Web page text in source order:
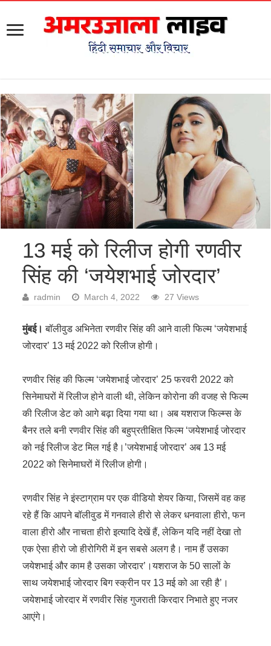
13 मई को रिलीज होगी रणवीर
सिंह की ‘जयेशभाई जोरदार’
radmin March 4, 2022 27 Views
मुंबई। बॉलीवुड अभिनेता रणवीर सिंह की आने वाली फिल्म ‘जयेशभाई
जोरदार’ 13 मई 2022 को रिलीज होगी।
रणवीर सिंह की फिल्म ‘जयेशभाई जोरदार’ 25 फरवरी 2022 को
सिनेमाघरों में रिलीज होने वाली थी, लेकिन कोरोना की वजह से फिल्म
की रिलीज डेट को आगे बढ़ा दिया गया था। अब यशराज फिल्म्स के
बैनर तले बनी रणवीर सिंह की बहुप्रतीक्षित फिल्म ‘जयेशभाई जोरदार
को नई रिलीज डेट मिल गई है।’जयेशभाई जोरदार’ अब 13 मई
2022 को सिनेमाघरों में रिलीज होगी।
रणवीर सिंह ने इंस्टाग्राम पर एक वीडियो शेयर किया, जिसमें वह कह
रहे हैं कि आपने बॉलीवुड में गनवाले हीरो से लेकर धनवाला हीरो, फन
वाला हीरो और नाचता हीरो इत्यादि देखें हैं, लेकिन यदि नहीं देखा तो
एक ऐसा हीरो जो हीरोगिरी में इन सबसे अलग है। नाम हैं उसका
जयेशभाई और काम है उसका जोरदार’।यशराज के 50 सालों के
साथ जयेशभाई जोरदार बिग स्क्रीन पर 13 मई को आ रही है’।
जयेशभाई जोरदार में रणवीर सिंह गुजराती किरदार निभाते हुए नजर
आएंगे।